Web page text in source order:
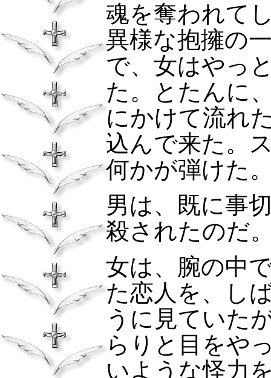
魂を奪われて
異様な抱擁の
で、女はやっ
た。とたんに
にかけて流れ
込んで来た。
何かが弾けた
男は、既に事
殺されたのだ
女は、腕の中
た恋人を、し
うに見ていた
らりと目をや
いような怪力